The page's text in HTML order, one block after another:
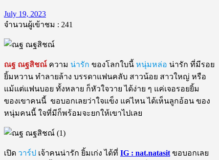
July 19, 2023
จำนวนผู้เข้าชม : 241
ณฐ ณฐสิชณ์ ความ น่ารัก ของโลกใบนี้ หนุ่มหล่อ น่ารัก ที่มีรอย
ยิ้มหวาน ทำลายล้าง บรรดาแฟนคลับ สาวน้อย สาวใหญ่ หรือ
แม้แต่แฟนบอย ทั้งหลาย ก็หัวใจวาย ได้ง่าย ๆ แค่เจอรอยยิ้ม
ของเขาคนนี้ ขอบอกเลยว่าใจแข็ง แค่ไหน ได้เห็นลูกอ้อน ของ
หนุ่มคนนี้ ใจที่มีก็พร้อมจะยกให้เขาไปเลย
เปิด วาร์ป เจ้าคนน่ารัก ยิ้มเก่ง ได้ที่ IG : nat.natasit ขอบอกเลย